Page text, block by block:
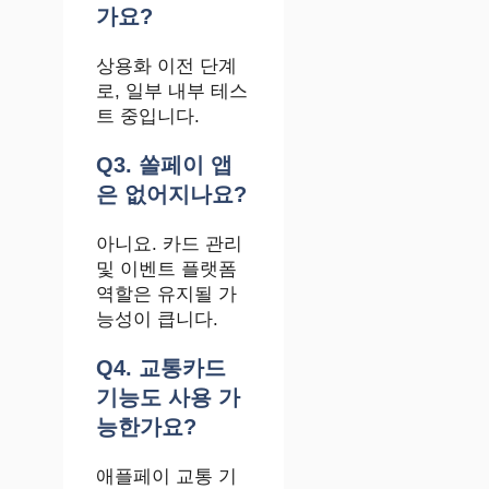
가요?
상용화 이전 단계
로, 일부 내부 테스
트 중입니다.
Q3. 쏠페이 앱
은 없어지나요?
아니요. 카드 관리
및 이벤트 플랫폼
역할은 유지될 가
능성이 큽니다.
Q4. 교통카드
기능도 사용 가
능한가요?
애플페이 교통 기